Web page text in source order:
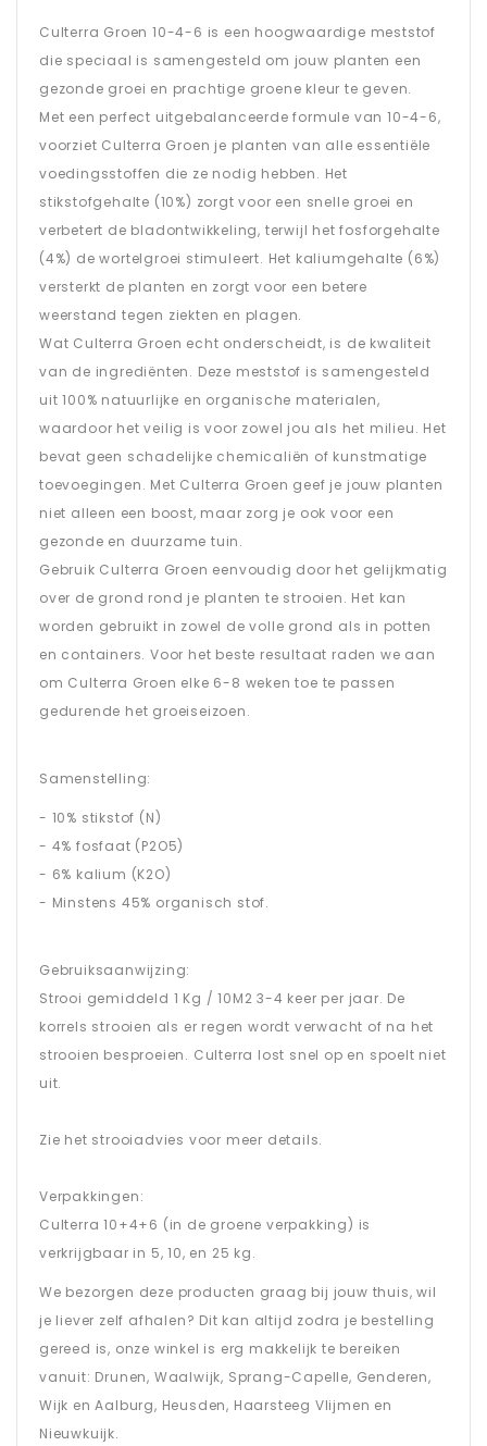
Culterra Groen 10-4-6 is een hoogwaardige meststof
die speciaal is samengesteld om jouw planten een
gezonde groei en prachtige groene kleur te geven.
Met een perfect uitgebalanceerde formule van 10-4-6,
voorziet Culterra Groen je planten van alle essentiële
voedingsstoffen die ze nodig hebben. Het
stikstofgehalte (10%) zorgt voor een snelle groei en
verbetert de bladontwikkeling, terwijl het fosforgehalte
(4%) de wortelgroei stimuleert. Het kaliumgehalte (6%)
versterkt de planten en zorgt voor een betere
weerstand tegen ziekten en plagen.
Wat Culterra Groen echt onderscheidt, is de kwaliteit
van de ingrediënten. Deze meststof is samengesteld
uit 100% natuurlijke en organische materialen,
waardoor het veilig is voor zowel jou als het milieu. Het
bevat geen schadelijke chemicaliën of kunstmatige
toevoegingen. Met Culterra Groen geef je jouw planten
niet alleen een boost, maar zorg je ook voor een
gezonde en duurzame tuin.
Gebruik Culterra Groen eenvoudig door het gelijkmatig
over de grond rond je planten te strooien. Het kan
worden gebruikt in zowel de volle grond als in potten
en containers. Voor het beste resultaat raden we aan
om Culterra Groen elke 6-8 weken toe te passen
gedurende het groeiseizoen.
Samenstelling:
- 10% stikstof (N)
- 4% fosfaat (P2O5)
- 6% kalium (K2O)
- Minstens 45% organisch stof.
Gebruiksaanwijzing:
Strooi gemiddeld 1 Kg / 10M2 3-4 keer per jaar. De
korrels strooien als er regen wordt verwacht of na het
strooien besproeien. Culterra lost snel op en spoelt niet
uit.
Zie het strooiadvies voor meer details.
Verpakkingen:
Culterra 10+4+6 (in de groene verpakking) is
verkrijgbaar in 5, 10, en 25 kg.
We bezorgen deze producten graag bij jouw thuis, wil
je liever zelf afhalen? Dit kan altijd zodra je bestelling
gereed is, onze winkel is erg makkelijk te bereiken
vanuit: Drunen, Waalwijk, Sprang-Capelle, Genderen,
Wijk en Aalburg, Heusden, Haarsteeg Vlijmen en
Nieuwkuijk.